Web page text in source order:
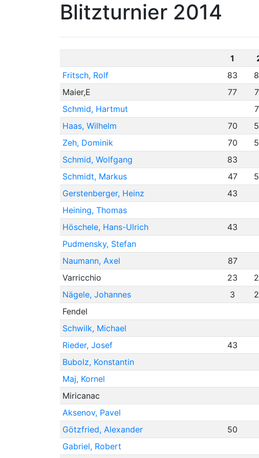
Blitzturnier 2014
1
Fritsch, Rolf
83
Maier,E
77
Schmid, Hartmut
Haas, Wilhelm
70
Zeh, Dominik
70
Schmid, Wolfgang
83
Schmidt, Markus
47
Gerstenberger, Heinz
43
Heining, Thomas
Höschele, Hans-Ulrich
43
Pudmensky, Stefan
Naumann, Axel
87
Varricchio
23
Nägele, Johannes
3
Fendel
Schwilk, Michael
Rieder, Josef
43
Bubolz, Konstantin
Maj, Kornel
Miricanac
Aksenov, Pavel
Götzfried, Alexander
50
Gabriel, Robert